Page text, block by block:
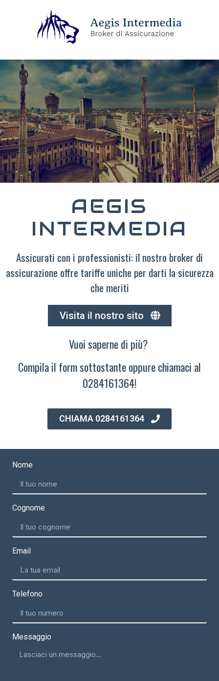
AEGIS
INTERMEDIA
Assicurati con i professionisti: il nostro broker di
assicurazione offre tariffe uniche per darti la sicurezza
che meriti
Visita il nostro sito
Vuoi saperne di più?
Compila il form sottostante oppure chiamaci al
0284161364!
CHIAMA 0284161364
Nome
Cognome
Email
Telefono
Messaggio